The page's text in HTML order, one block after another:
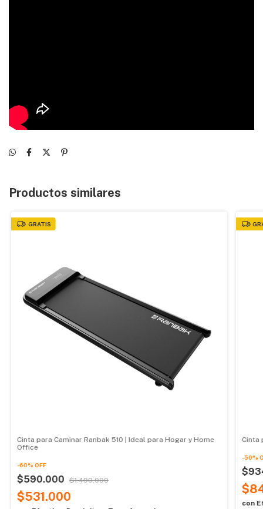
Productos similares
GRATIS
Cinta para Caminar Ranbak 510 | Ideal para Hogar y Home
Office
-60% OFF
$590.000 $1.490.000
$531.000
Cinta
-50%
con